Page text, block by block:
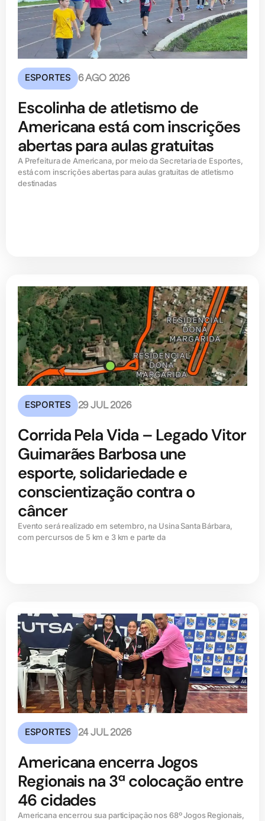
ESPORTES 6 AGO 2026
Escolinha de atletismo de
Americana está com inscrições
abertas para aulas gratuitas
A Prefeitura de Americana, por meio da Secretaria de Esportes,
está com inscrições abertas para aulas gratuitas de atletismo
destinadas
ESPORTES 29 JUL 2026
Corrida Pela Vida – Legado Vitor
Guimarães Barbosa une
esporte, solidariedade e
conscientização contra o
câncer
Evento será realizado em setembro, na Usina Santa Bárbara,
com percursos de 5 km e 3 km e parte da
ESPORTES 24 JUL 2026
Americana encerra Jogos
Regionais na 3ª colocação entre
46 cidades
Americana encerrou sua participação nos 68º Jogos Regionais,